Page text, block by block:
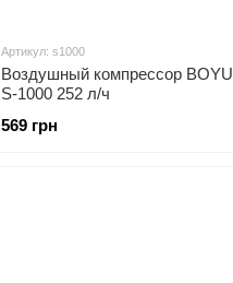
Артикул: s1000
Воздушный компрессор BOYU
S-1000 252 л/ч
569 грн